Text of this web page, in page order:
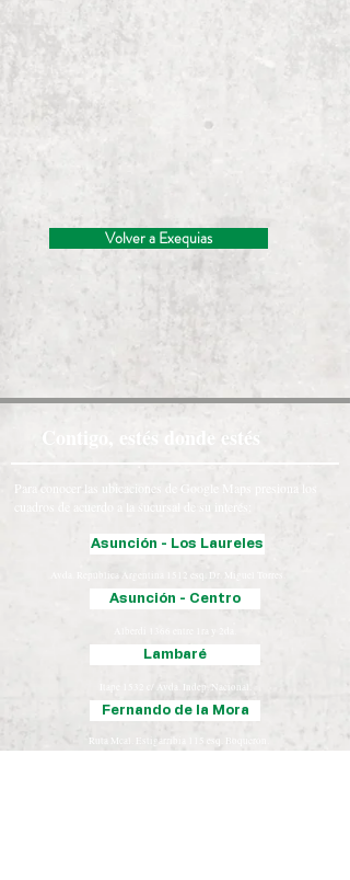
Volver a Exequias
Contigo, estés donde estés
Para conocer las ubicaciones de Google Maps presiona los
cuadros de acuerdo a la sucursal de su interés:
Asunción - Los Laureles
Avda. República Argentina 1512 esq. Dr. Miguel Torres.
Asunción - Centro
Lambaré
Itape 1532 c/ Avda. Indep. Nacional.
Fernando de la Mora
Ruta Mcal. Estigarribia 115 esq. Boquerón.